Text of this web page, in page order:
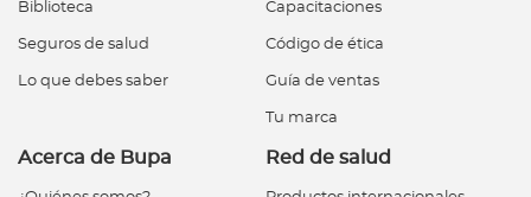
Biblioteca
Seguros de salud
Lo que debes saber
Capacitaciones
Código de ética
Guía de ventas
Tu marca
Acerca de Bupa Red de salud